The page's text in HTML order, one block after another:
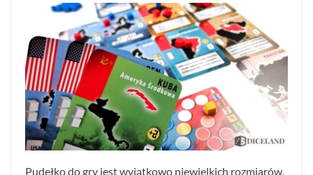
Pudełko do gry jest wyjątkowo niewielkich rozmiarów,